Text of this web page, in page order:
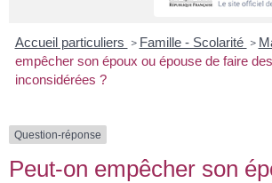
Accueil particuliers > Famille - Scolarité >
empêcher son époux ou épouse de faire
inconsidérées ?
Question-réponse
Peut-on empêcher son